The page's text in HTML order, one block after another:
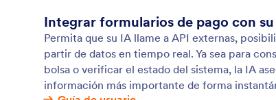
Integrar formularios de pago con
Permita que su IA llame a API externas,
partir de datos en tiempo real. Ya sea para
bolsa o verificar el estado del sistema, la IA
información más importante de forma